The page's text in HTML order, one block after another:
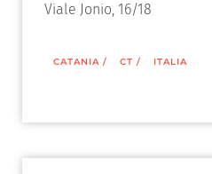
Viale Jonio, 16/18
CATANIA / CT / ITALIA